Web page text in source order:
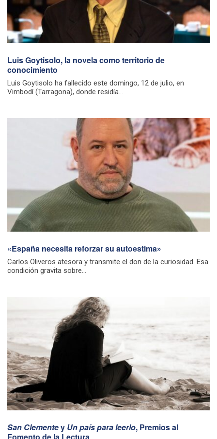
Luis Goytisolo, la novela como territorio de
conocimiento
Luis Goytisolo ha fallecido este domingo, 12 de julio, en
Vimbodí (Tarragona), donde residía...
«España necesita reforzar su autoestima»
Carlos Oliveros atesora y transmite el don de la curiosidad. Esa
condición gravita sobre...
San Clementey Un país para leerlo, Premios al